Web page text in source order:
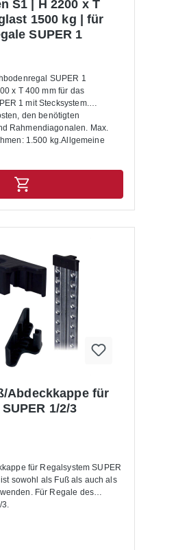
S1 | H 2200 x T
1500 kg | für
SUPER 1
SUPER 1
x T 400 mm für das
1 mit Stecksystem.
den benötigten
Rahmendiagonalen. Max.
1.500 kg.Allgemeine
2 Füße und 2
Die maximale Tragkraft
die Rahmentraversen /
montiert
200 mm von unten montiert
Abdeckkappe für
1/2/3
für Regalsystem SUPER
sowohl als Fuß als auch als
Für Regale des
3.